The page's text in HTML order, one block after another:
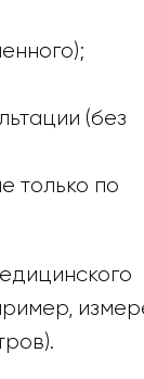
(без
только по